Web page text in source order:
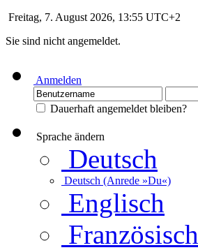
Freitag, 7. August 2026, 13:55 UTC+2
Sie sind nicht angemeldet.
Anmelden
Dauerhaft angemeldet bleiben?
Sprache ändern
Deutsch
Deutsch (Anrede »Du«)
Englisch
Französisch